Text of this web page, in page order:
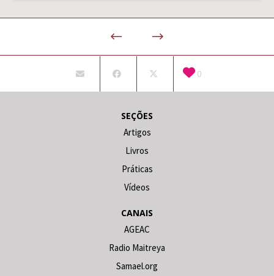
0
SEÇÕES
Artigos
Livros
Práticas
Vídeos
CANAIS
AGEAC
Radio Maitreya
Samael.org